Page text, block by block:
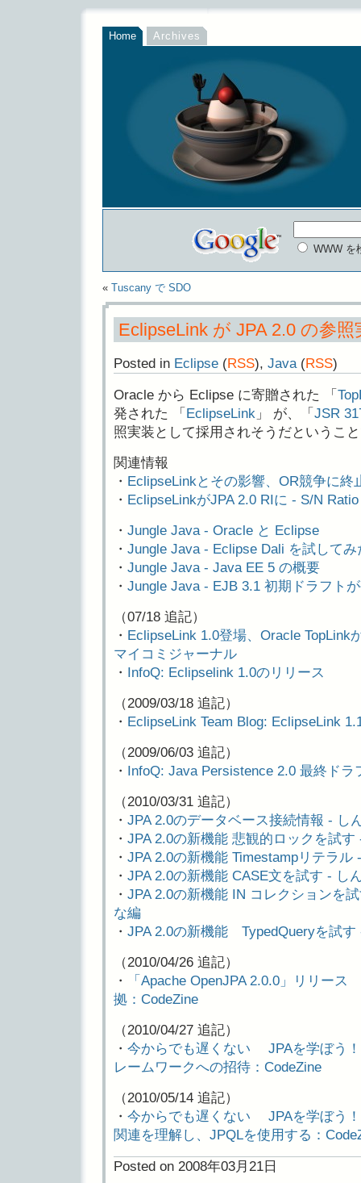
Home Archives
WWW を
« Tuscany で SDO
EclipseLink が JPA 2.0 の参照
Posted in Eclipse (RSS), Java(RSS)
Oracle から Eclipse に寄贈された 「
発された 「 EclipseLink 」 が、「 JSR
照実装として採用されそうだというこ
関連情報
・ EclipseLinkとその影響、OR競争に
・ EclipseLinkがJPA 2.0 RIに - S/N
・ Jungle Java - Oracle と Eclipse
・ Jungle Java - Eclipse Dali を試してみ
・ Jungle Java - Java EE 5 の概要
・ Jungle Java - EJB 3.1 初期ドラフト
（07/18 追記）
・ EclipseLink 1.0登場、Oracle TopLink
マイコミジャーナル
・ InfoQ: Eclipselink 1.0のリリース
（2009/03/18 追記）
・ EclipseLink Team Blog: EclipseLink
（2009/06/03 追記）
・ InfoQ: Java Persistence 2.0 最終ドラ
（2010/03/31 追記）
・ JPA 2.0のデータベース接続情報 -
・ JPA 2.0の新機能 悲観的ロックを試
・ JPA 2.0の新機能 Timestampリテラ
・ JPA 2.0の新機能 CASE文を試す -
・ JPA 2.0の新機能 IN コレクションを
な編
・ JPA 2.0の新機能 TypedQueryを試
（2010/04/26 追記）
・
「Apache OpenJPA 2.0.0」リリー
拠：CodeZine
（2010/04/27 追記）
・ 今からでも遅くない JPAを学ぼう
レームワークへの招待：CodeZine
（2010/05/14 追記）
・ 今からでも遅くない JPAを学ぼう
関連を理解し、JPQLを使用する：
Posted on 2008年03月21日